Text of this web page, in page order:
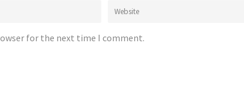
for the next time I comment.